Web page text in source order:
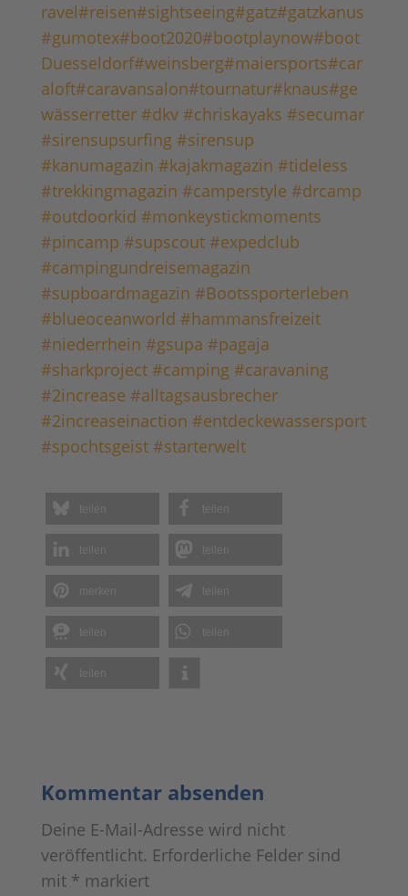
ravel#reisen#sightseeing#gatz#gatzkanus
#gumotex#boot2020#bootplaynow#boot
Duesseldorf#weinsberg#maiersports#car
aloft#caravansalon#tournatur#knaus#ge
wässerretter#dkv #chriskayaks #secumar
#sirensupsurfing #sirensup
#kanumagazin #kajakmagazin #tideless
#trekkingmagazin #camperstyle #drcamp
#outdoorkid #monkeystickmoments
#pincamp #supscout #expedclub
#campingundreisemagazin
#supboardmagazin #Bootssporterleben
#blueoceanworld #hammansfreizeit
#niederrhein #gsupa #pagaja
#sharkproject #camping #caravaning
#2increase #alltagsausbrecher
#2increaseinaction #entdeckewassersport
#spochtsgeist #starterwelt
Kommentar absenden
Deine E-Mail-Adresse wird nicht
veröffentlicht. Erforderliche Felder sind
mit * markiert